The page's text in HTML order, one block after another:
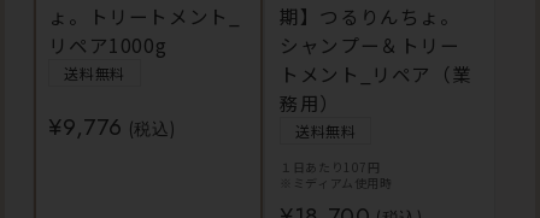
ょ。トリートメント_
リペア1000g
送料無料
¥9,776 (税込)
期】つるりんちょ。
シャンプー＆トリー
トメント_リペア（業
務用）
送料無料
１日あたり107円
※ミディアム使用時